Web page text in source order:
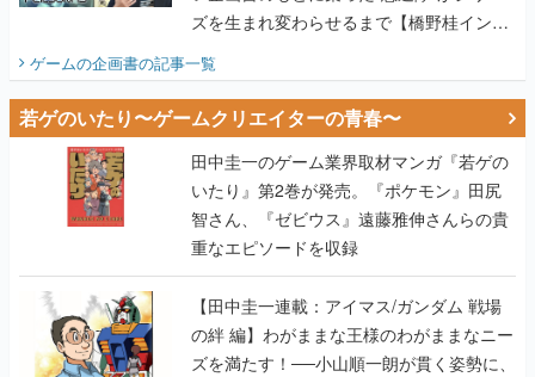
ズを生まれ変わらせるまで【橋野桂インタ
ゲームの企画書の記事一覧
若ゲのいたり〜ゲームクリエイターの青春〜
田中圭一のゲーム業界取材マンガ『若ゲの
いたり』第2巻が発売。『ポケモン』田尻
智さん、『ゼビウス』遠藤雅伸さんらの貴
重なエピソードを収録
【田中圭一連載：アイマス/ガンダム 戦場
の絆 編】わがままな王様のわがままなニー
ズを満たす！──小山順一朗が貫く姿勢に、